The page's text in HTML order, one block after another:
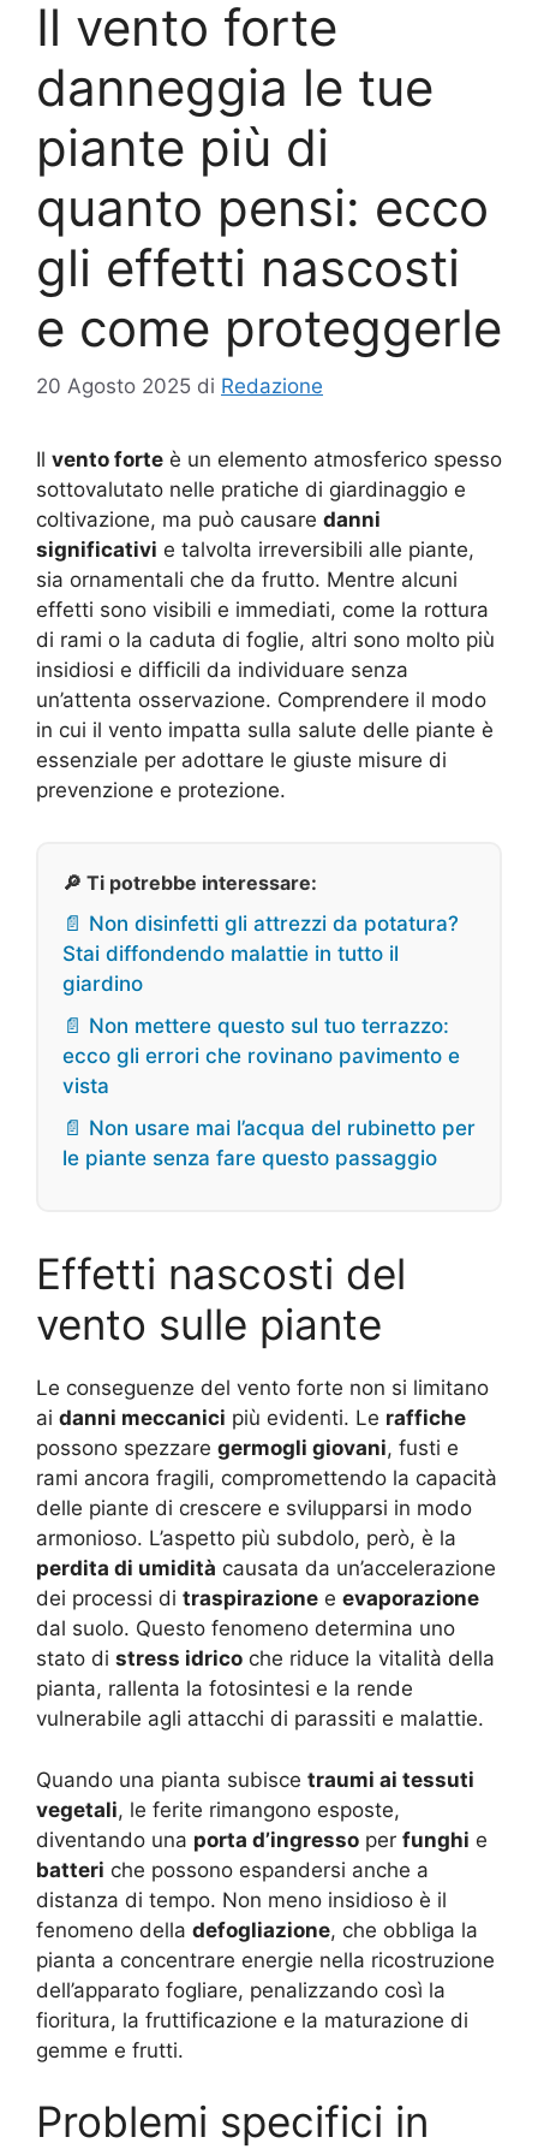
Il vento forte
danneggia le tue
piante più di
quanto pensi: ecco
gli effetti nascosti
e come proteggerle
20 Agosto 2025 di Redazione
Il vento forte è un elemento atmosferico spesso
sottovalutato nelle pratiche di giardinaggio e
coltivazione, ma può causare danni
significativi e talvolta irreversibili alle piante,
sia ornamentali che da frutto. Mentre alcuni
effetti sono visibili e immediati, come la rottura
di rami o la caduta di foglie, altri sono molto più
insidiosi e difficili da individuare senza
un’attenta osservazione. Comprendere il modo
in cui il vento impatta sulla salute delle piante è
essenziale per adottare le giuste misure di
prevenzione e protezione.
🔎 Ti potrebbe interessare:
📄 Non disinfetti gli attrezzi da potatura?
Stai diffondendo malattie in tutto il
giardino
📄 Non mettere questo sul tuo terrazzo:
ecco gli errori che rovinano pavimento e
vista
📄 Non usare mai l’acqua del rubinetto per
le piante senza fare questo passaggio
Effetti nascosti del
vento sulle piante
Le conseguenze del vento forte non si limitano
ai danni meccanici più evidenti. Le raffiche
possono spezzare germogli giovani, fusti e
rami ancora fragili, compromettendo la capacità
delle piante di crescere e svilupparsi in modo
armonioso. L’aspetto più subdolo, però, è la
perdita di umidità causata da un’accelerazione
dei processi di traspirazione e evaporazione
dal suolo. Questo fenomeno determina uno
stato di stress idrico che riduce la vitalità della
pianta, rallenta la fotosintesi e la rende
vulnerabile agli attacchi di parassiti e malattie.
Quando una pianta subisce traumi ai tessuti
vegetali, le ferite rimangono esposte,
diventando una porta d’ingresso per funghi e
batteri che possono espandersi anche a
distanza di tempo. Non meno insidioso è il
fenomeno della defogliazione, che obbliga la
pianta a concentrare energie nella ricostruzione
dell’apparato fogliare, penalizzando così la
fioritura, la fruttificazione e la maturazione di
gemme e frutti.
Problemi specifici in